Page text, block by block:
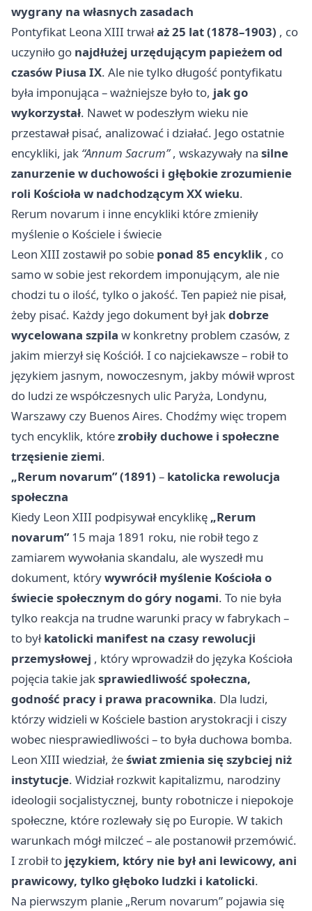
wygrany na własnych zasadach
Pontyfikat Leona XIII trwałaż 25 lat (1878–1903) , co
uczyniło go najdłużej urzędującym papieżem od
czasów Piusa IX. Ale nie tylko długość pontyfikatu
była imponująca – ważniejsze było to, jak go
wykorzystał. Nawet w podeszłym wieku nie
przestawał pisać, analizować i działać. Jego ostatnie
encykliki, jak “Annum Sacrum”, wskazywały na silne
zanurzenie w duchowości i głębokie zrozumienie
roli Kościoła w nadchodzącym XX wieku.
Rerum novarum i inne encykliki które zmieniły
myślenie o Kościele i świecie
Leon XIII zostawił po sobie ponad 85 encyklik , co
samo w sobie jest rekordem imponującym, ale nie
chodzi tu o ilość, tylko o jakość. Ten papież nie pisał,
żeby pisać. Każdy jego dokument był jakdobrze
wycelowana szpila w konkretny problem czasów, z
jakim mierzył się Kościół. I co najciekawsze – robił to
językiem jasnym, nowoczesnym, jakby mówił wprost
do ludzi ze współczesnych ulic Paryża, Londynu,
Warszawy czy Buenos Aires. Chodźmy więc tropem
tych encyklik, którezrobiły duchowe i społeczne
trzęsienie ziemi.
„Rerum novarum” (1891) – katolicka rewolucja
społeczna
Kiedy Leon XIII podpisywał encyklikę „Rerum
novarum”15 maja 1891 roku, nie robił tego z
zamiarem wywołania skandalu, ale wyszedł mu
dokument, którywywrócił myślenie Kościoła o
świecie społecznym do góry nogami. To nie była
tylko reakcja na trudne warunki pracy w fabrykach –
to byłkatolicki manifest na czasy rewolucji
przemysłowej , który wprowadził do języka Kościoła
pojęcia takie jaksprawiedliwość społeczna,
godność pracy i prawa pracownika. Dla ludzi,
którzy widzieli w Kościele bastion arystokracji i ciszy
wobec niesprawiedliwości – to była duchowa bomba.
Leon XIII wiedział, żeświat zmienia się szybciej niż
instytucje. Widział rozkwit kapitalizmu, narodziny
ideologii socjalistycznej, bunty robotnicze i niepokoje
społeczne, które rozlewały się po Europie. W takich
warunkach mógł milczeć – ale postanowił przemówić.
I zrobił to językiem, który nie był ani lewicowy, ani
prawicowy, tylko głęboko ludzki i katolicki.
Na pierwszym planie „Rerum novarum” pojawia się